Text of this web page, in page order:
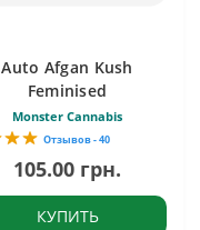
Auto Afgan Kush
Feminised
Monster Cannabis
Отзывов - 40
105.00 грн.
КУПИТЬ